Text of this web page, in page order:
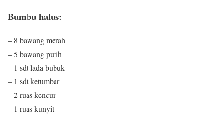
Bumbu halus:
– 8 bawang merah
– 5 bawang putih
– 1 sdt lada bubuk
– 1 sdt ketumbar
– 2 ruas kencur
– 1 ruas kunyit